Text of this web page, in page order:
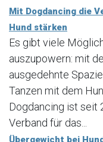
Mit Dogdancing die
Hund stärken
Es gibt viele
auszupowern: mit
ausgedehnte
Tanzen mit dem
Dogdancing ist seit
Verband für das...
Übergewicht bei